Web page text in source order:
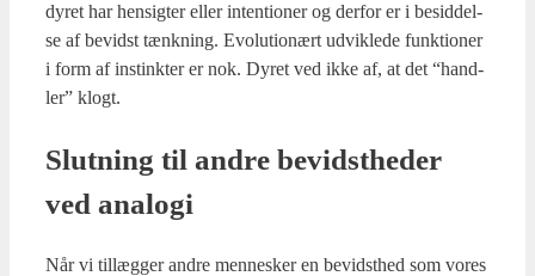
dyret har hen­sig­ter eller inten­tio­ner og der­for er i besid­del­
se af bevidst tænk­ning. Evo­lu­tio­nært udvik­le­de funk­tio­ner
i form af instink­ter er nok. Dyret ved ikke af, at det “hand­
ler” klogt.
Slut­ning til andre bevidst­he­der
ved ana­lo­gi
Når vi til­læg­ger andre men­ne­sker en bevidst­hed som vores